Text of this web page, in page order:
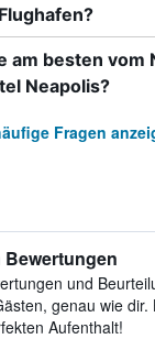
am besten vom
Neapolis?
Fragen
Bewertungen
und
genau wie dir.
Aufenthalt!